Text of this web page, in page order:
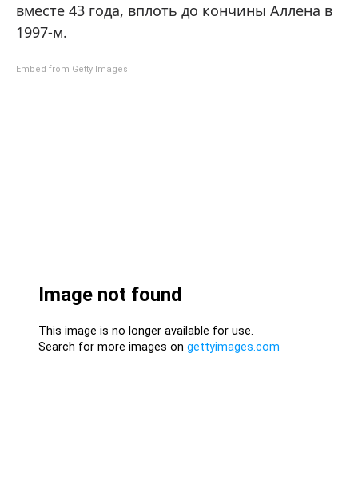
вместе 43 года, вплоть до кончины Аллена в
1997-м.
Embed from Getty Images